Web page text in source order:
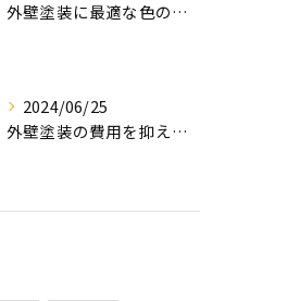
外壁塗装に最適な色の選び方
2024/06/25
外壁塗装の費用を抑えたい人必見！低価格で高品質な外壁塗装工事のポイントとは？